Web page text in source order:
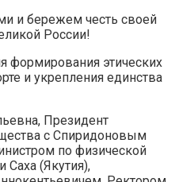
и бережем честь своей
России!
формирования этических
и укрепления единства
Президент
с Спиридоновым
по физической
Саха (Якутия),